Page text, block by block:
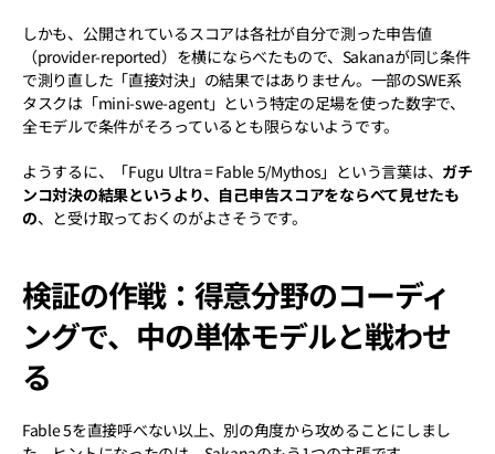
しかも、公開されているスコアは各社が自分で測った申告値
（provider-reported）を横にならべたもので、Sakanaが同じ条件
で測り直した「直接対決」の結果ではありません。一部のSWE系
タスクは「mini-swe-agent」という特定の足場を使った数字で、
全モデルで条件がそろっているとも限らないようです。
ようするに、「Fugu Ultra = Fable 5/Mythos」という言葉は、 ガチ
ンコ対決の結果というより、自己申告スコアをならべて見せたも
の、と受け取っておくのがよさそうです。
検証の作戦：得意分野のコーディ
ングで、中の単体モデルと戦わせ
る
Fable 5を直接呼べない以上、別の角度から攻めることにしまし